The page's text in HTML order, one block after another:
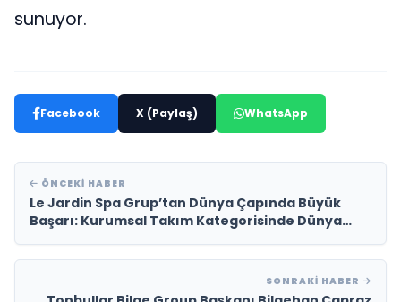
sunuyor.
Facebook X (Paylaş) WhatsApp
ÖNCEKI HABER
Le Jardin Spa Grup’tan Dünya Çapında Büyük
Başarı: Kurumsal Takım Kategorisinde Dünya
SONRAKI HABER